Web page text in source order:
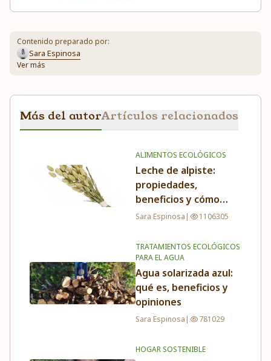
Contenido preparado por:
Sara Espinosa
Ver más
Más del autorArtículos relacionados
ALIMENTOS ECOLÓGICOS
Leche de alpiste:
propiedades,
beneficios y cómo
tomarla
Sara Espinosa | 1106305
TRATAMIENTOS ECOLÓGICOS
PARA EL AGUA
Agua solarizada azul:
qué es, beneficios y
opiniones
Sara Espinosa | 781029
HOGAR SOSTENIBLE